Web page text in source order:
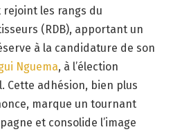
les rangs du
(RDB), apportant un
à la candidature de son
Nguema, à l’élection
Cette adhésion, bien plus
marque un tournant
et consolide l’image